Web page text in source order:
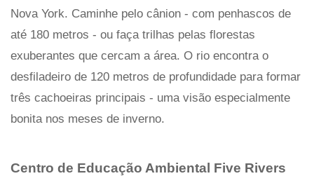
Nova York. Caminhe pelo cânion - com penhascos de
até 180 metros - ou faça trilhas pelas florestas
exuberantes que cercam a área. O rio encontra o
desfiladeiro de 120 metros de profundidade para formar
três cachoeiras principais - uma visão especialmente
bonita nos meses de inverno.
Centro de Educação Ambiental Five Rivers